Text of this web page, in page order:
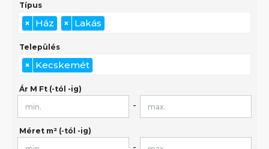
Típus
× Ház × Lakás
Település
× Kecskemét
Ár M Ft (-tól -ig)
Méret m² (-tól -ig)